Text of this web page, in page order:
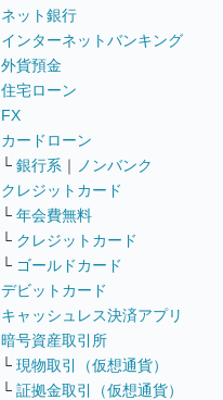
ネット銀行
インターネットバンキング
外貨預金
住宅ローン
FX
カードローン
└ 銀行系 ｜
ノンバンク
クレジットカード
└ 年会費無料
└ クレジットカード
└ ゴールドカード
デビットカード
キャッシュレス決済アプリ
暗号資産取引所
└ 現物取引（仮想通貨）
└ 証拠金取引（仮想通貨）